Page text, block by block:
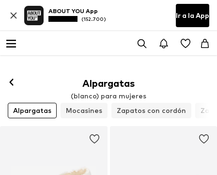
ABOUT YOU App
(152.700) Ir a la App
Alpargatas
(blanco) para mujeres
Alpargatas
Mocasines Zapatos con cordón